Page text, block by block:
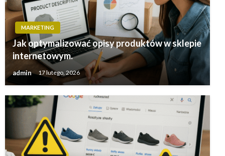
MARKETING
Jak optymalizować opisy produktów w sklepie
internetowym.
admin 17 lutego, 2026